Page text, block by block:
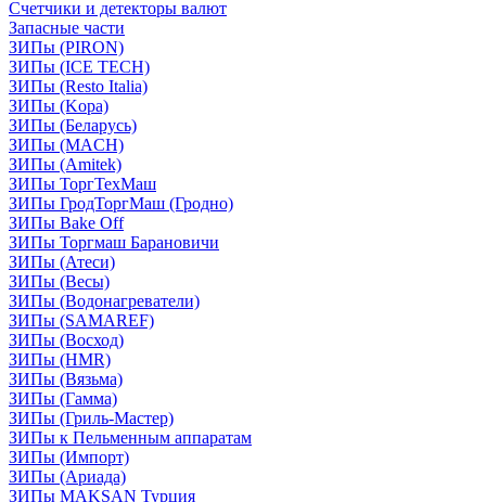
Счетчики и детекторы валют
Запасные части
ЗИПы (PIRON)
ЗИПы (ICE TECH)
ЗИПы (Resto Italia)
ЗИПы (Kopa)
ЗИПы (Беларусь)
ЗИПы (MACH)
ЗИПы (Amitek)
ЗИПы ТоргТехМаш
ЗИПы ГродТоргМаш (Гродно)
ЗИПы Bake Off
ЗИПы Торгмаш Барановичи
ЗИПы (Атеси)
ЗИПы (Весы)
ЗИПы (Водонагреватели)
ЗИПы (SAMAREF)
ЗИПы (Восход)
ЗИПы (HMR)
ЗИПы (Вязьма)
ЗИПы (Гамма)
ЗИПы (Гриль-Мастер)
ЗИПы к Пельменным аппаратам
ЗИПы (Импорт)
ЗИПы (Ариада)
ЗИПы MAKSAN Турция